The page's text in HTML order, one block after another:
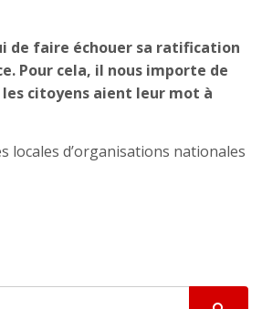
de faire échouer sa ratification
Pour cela, il nous importe de
citoyens aient leur mot à
locales d’organisations nationales